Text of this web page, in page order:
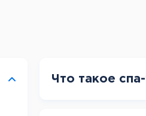
Что такое